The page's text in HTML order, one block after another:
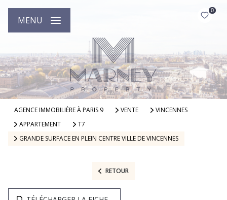
0
MENU
AGENCE IMMOBILIÈRE À PARIS 9 VENTE
VINCENNES
APPARTEMENT
T7
GRANDE SURFACE EN PLEIN CENTRE VILLE DE VINCENNES
RETOUR